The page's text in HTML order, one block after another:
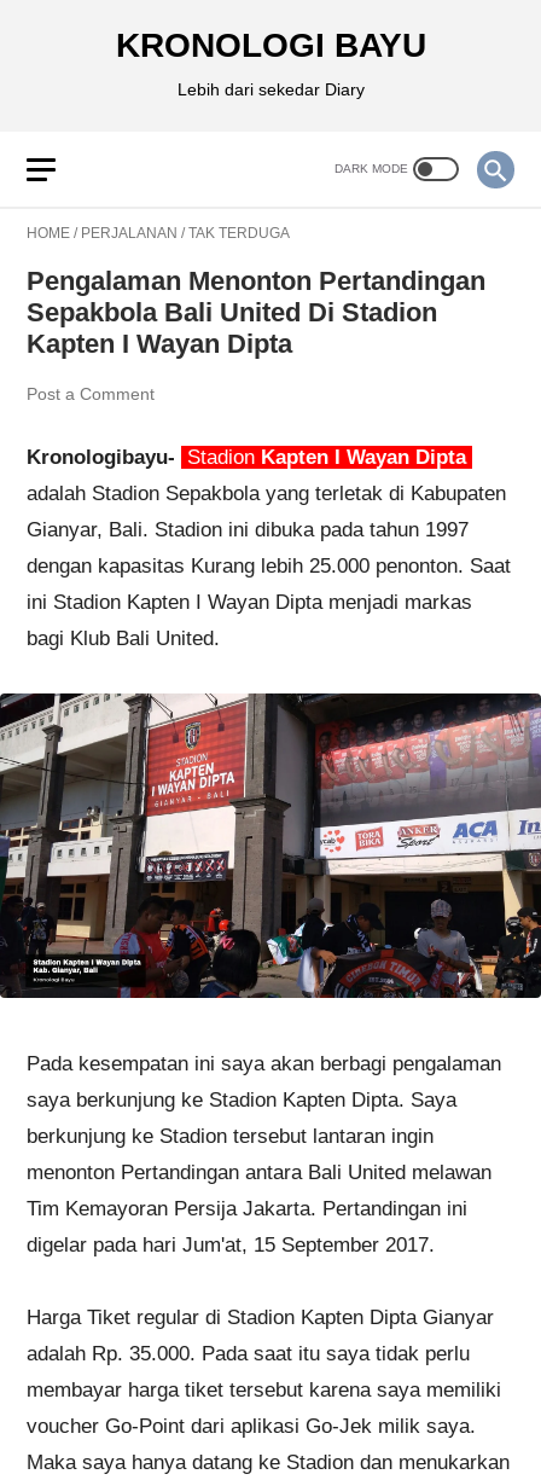
KRONOLOGI BAYU
Lebih dari sekedar Diary
HOME / PERJALANAN /TAK TERDUGA
Pengalaman Menonton Pertandingan
Sepakbola Bali United Di Stadion
Kapten I Wayan Dipta
Post a Comment
Kronologibayu- Stadion Kapten I Wayan Dipta
adalah Stadion Sepakbola yang terletak di Kabupaten
Gianyar, Bali. Stadion ini dibuka pada tahun 1997
dengan kapasitas Kurang lebih 25.000 penonton. Saat
ini Stadion Kapten I Wayan Dipta menjadi markas
bagi Klub Bali United.
Pada kesempatan ini saya akan berbagi pengalaman
saya berkunjung ke Stadion Kapten Dipta. Saya
berkunjung ke Stadion tersebut lantaran ingin
menonton Pertandingan antara Bali United melawan
Tim Kemayoran Persija Jakarta. Pertandingan ini
digelar pada hari Jum'at, 15 September 2017.
Harga Tiket regular di Stadion Kapten Dipta Gianyar
adalah Rp. 35.000. Pada saat itu saya tidak perlu
membayar harga tiket tersebut karena saya memiliki
voucher Go-Point dari aplikasi Go-Jek milik saya.
Maka saya hanya datang ke Stadion dan menukarkan